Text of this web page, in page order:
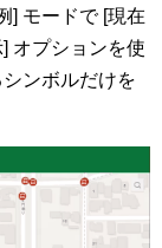
] モードで [現在
オプションを使
ンボルだけを